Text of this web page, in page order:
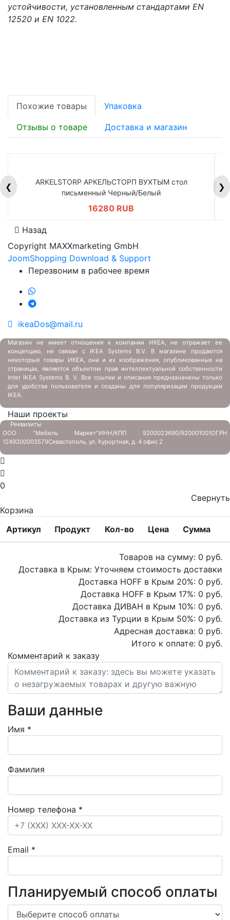
устойчивости, установленным стандартами EN
12520 и EN 1022.
Похожие товары Упаковка
Отзывы о товаре Доставка и магазин
❮
ARKELSTORP АРКЕЛЬСТОРП ВУХТЫМ стол
письменный Черный/Белый
16280 RUB
❯
Назад
Copyright MAXXmarketing GmbH
JoomShopping Download & Support
Перезвоним в рабочее время
ikeaDos@mail.ru
Магазин не имеет отношения к компании ИКЕА, не отражает ее
концепцию, не связан с IKEA Systems B.V. В магазине продаются
некоторые товары ИКЕА, они и их изображения, опубликованные на
страницах, являются объектом прав интеллектуальной собственности
Inter IKEA Systems B. V. Все ссылки и описания предназначены только
для удобства пользователя и созданы для популяризации продукции
IKEA.
Наши проекты
Реквизиты
ООО "Мебель Маркет"ИНН/КПП 9200023690/920001001ОГРН
1249200003579Севастополь, ул. Курортная, д. 4 офис 2
0
Свернуть
Корзина
Артикул
Продукт Кол-во Цена Сумма
Товаров на сумму: 0 руб.
Доставка в Крым: Уточняем стоимость доставки
Доставка HOFF в Крым 20%: 0 руб.
Доставка HOFF в Крым 17%: 0 руб.
Доставка ДИВАН в Крым 10%: 0 руб.
Доставка из Турции в Крым 50%: 0 руб.
Адресная доставка: 0 руб.
Итого к оплате: 0 руб.
Комментарий к заказу
Ваши данные
Имя *
Фамилия
Номер телефона *
Email *
Планируемый способ оплаты